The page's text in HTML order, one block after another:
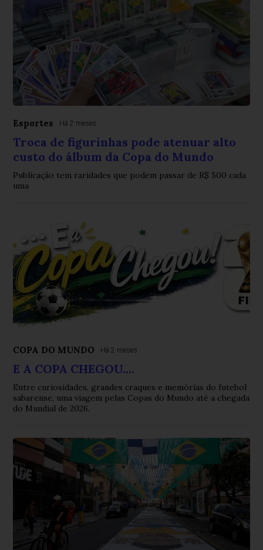
Esportes Há 2 meses
Troca de figurinhas pode atenuar alto
custo do álbum da Copa do Mundo
Publicação tem raridades que podem passar de R$ 500 cada
uma
COPA DO MUNDO Há 2 meses
E A COPA CHEGOU....
Entre curiosidades, grandes craques e memórias do futebol
sabarense, uma viagem pelas Copas do Mundo até a chegada
do Mundial de 2026.